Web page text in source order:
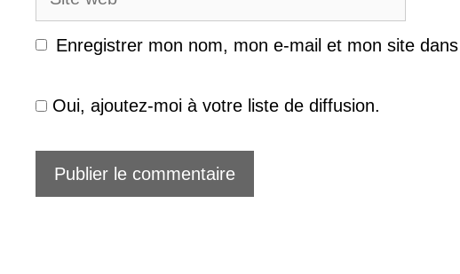
web
Enregistrer mon nom, mon e-mail et mon site
Oui, ajoutez-moi à votre liste de diffusion.